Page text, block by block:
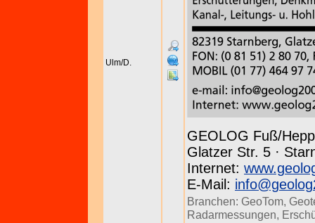
Ulm/D.
GEOLOG Fuß/
Glatzer Str. 5 ·
Internet:
E-Mail:
Branchen: GeoTom,
Radarmessungen,